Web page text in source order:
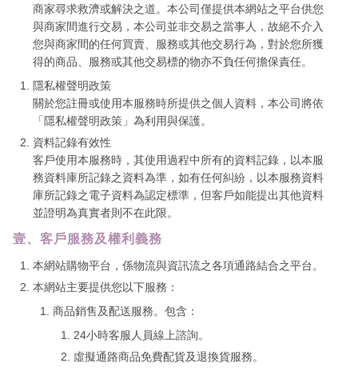
商家尋求救濟或解決之道。本公司僅提供本網站之平台供您
與商家間進行交易，本公司並非交易之當事人，故絕不介入
您與商家間的任何買賣、服務或其他交易行為，對於您所獲
得的商品、服務或其他交易標的物亦不負任何擔保責任。
隱私權聲明政策
關於您註冊或使用本服務時所提供之個人資料，本公司將依
「隱私權聲明政策」為利用與保護。
資料記錄有效性
客戶使用本服務時，其使用過程中所有的資料記錄，以本服
務資料庫所記錄之資料為準，如有任何糾紛，以本服務資料
庫所記錄之電子資料為認定標準，但客戶如能提出其他資料
並證明為真實者則不在此限。
壹、客戶服務及權利義務
本網站購物平台，係物流與資訊流之各項通路結合之平台。
本網站主要提供您以下服務：
商品銷售及配送服務。包含：
24小時客服人員線上諮詢。
虛擬通路商品免費配貨及退換貨服務。